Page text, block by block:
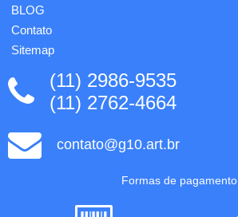
B...
BLOG
Contato
Sitemap
(11) 2986-9535
(11) 2762-4664
contato@g10.art.br
Formas de pagamento